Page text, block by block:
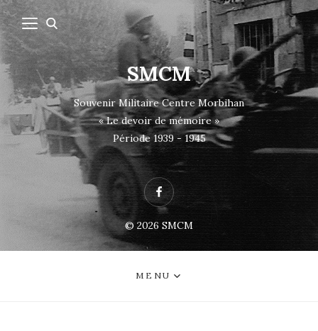
SMCM
Souvenir Militaire Centre Morbihan
« Le devoir de mémoire »
Période 1939 - 1945
Facebook
© 2026 SMCM
MENU